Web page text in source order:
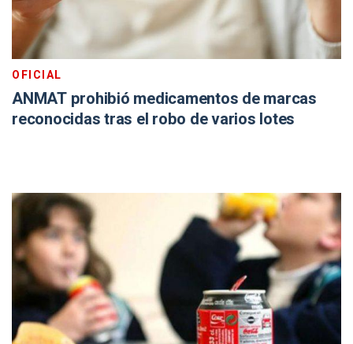
OFICIAL
ANMAT prohibió medicamentos de marcas
reconocidas tras el robo de varios lotes